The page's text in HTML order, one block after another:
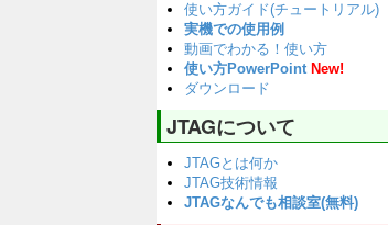
使い方ガイド(チュートリアル)
実機での使用例
動画でわかる！使い方
使い方PowerPoint New!
ダウンロード
JTAGについて
JTAGとは何か
JTAG技術情報
JTAGなんでも相談室(無料)